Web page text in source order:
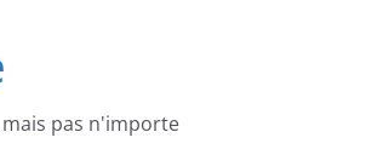
pas n'importe